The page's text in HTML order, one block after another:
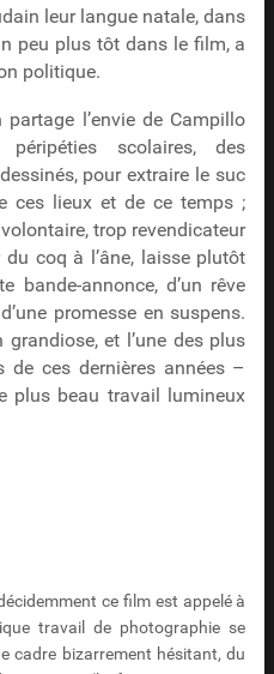
leur langue natale, dans
peu plus tôt dans le film, a
politique.
l’envie de Campillo
scolaires, des
pour extraire le suc
ces lieux et de ce temps ;
trop revendicateur
coq à l’âne, laisse plutôt
bande-annonce, d’un rêve
promesse en suspens.
et l’une des plus
de ces dernières années –
plus beau travail lumineux
ce film est appelé à
travail de photographie se
cadre bizarrement hésitant, du